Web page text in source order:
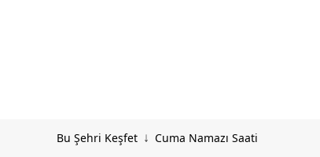
Bu Şehri Keşfet ↓ Cuma Namazı Saati